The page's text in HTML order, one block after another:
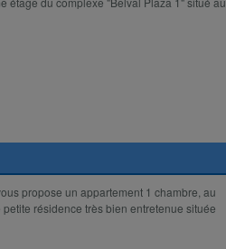
propose un appartement 1 chambre, au
résidence très bien entretenue située